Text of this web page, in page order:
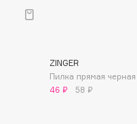
ZINGER
Пилка прямая черная
46 ₽
58 ₽